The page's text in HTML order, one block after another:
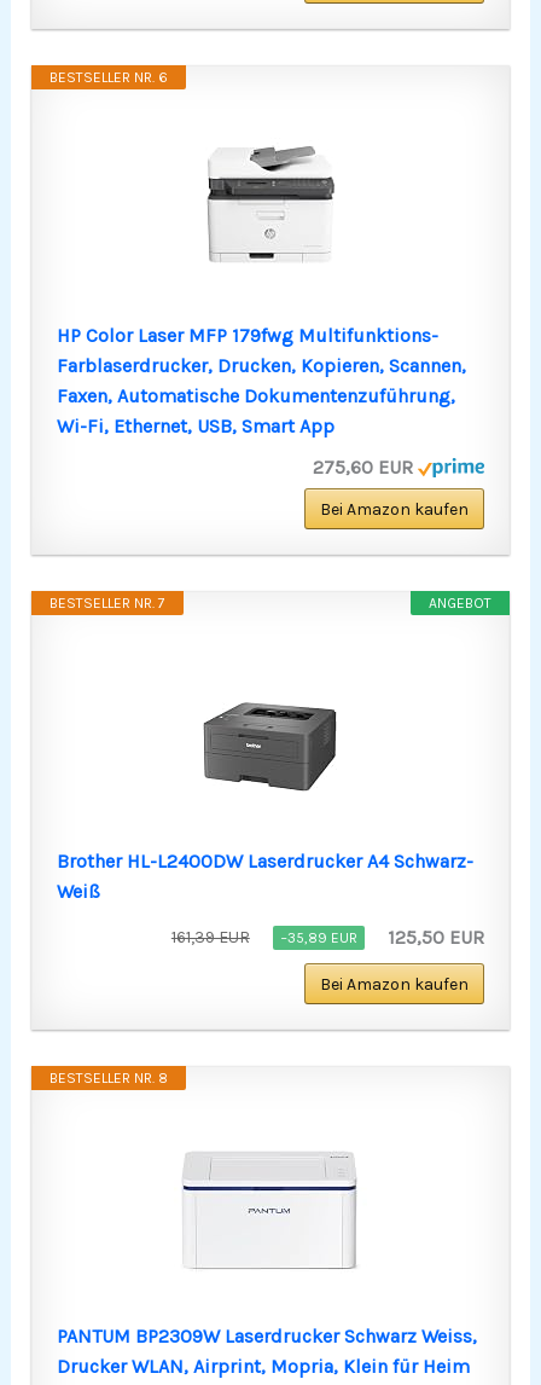
BESTSELLER NR. 6
HP Color Laser MFP 179fwg Multifunktions-
Farblaserdrucker, Drucken, Kopieren, Scannen,
Faxen, Automatische Dokumentenzuführung,
Wi-Fi, Ethernet, USB, Smart App
275,60 EUR
Bei Amazon kaufen
ANGEBOT
BESTSELLER NR. 7
Brother HL-L2400DW Laserdrucker A4 Schwarz-
Weiß
161,39 EUR −35,89 EUR 125,50 EUR
Bei Amazon kaufen
BESTSELLER NR. 8
PANTUM BP2309W Laserdrucker Schwarz Weiss,
Drucker WLAN, Airprint, Mopria, Klein für Heim